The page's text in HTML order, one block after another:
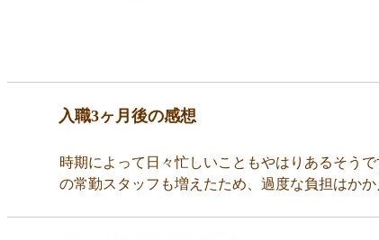
入職3ヶ月後の感想
時期によって日々忙しいこともやはりあるそう
の常勤スタッフも増えたため、過度な負担はか